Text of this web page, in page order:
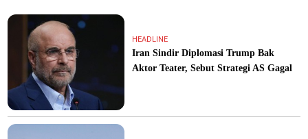
HEADLINE
Iran Sindir Diplomasi Trump Bak
Aktor Teater, Sebut Strategi AS Gagal